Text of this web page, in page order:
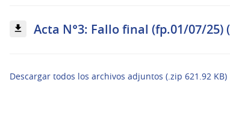
Acta N°3: Fallo final (fp.01/07/25)
Descargar todos los archivos adjuntos (.zip 621.92 KB)